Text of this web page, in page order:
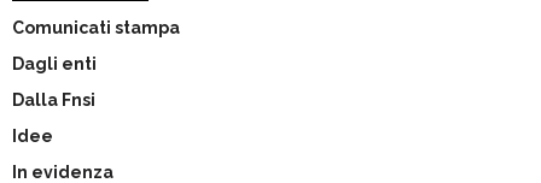
Comunicati stampa
Dagli enti
Dalla Fnsi
Idee
In evidenza